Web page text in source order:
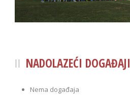
NADOLAZEĆI DOGAĐAJI
Nema događaja